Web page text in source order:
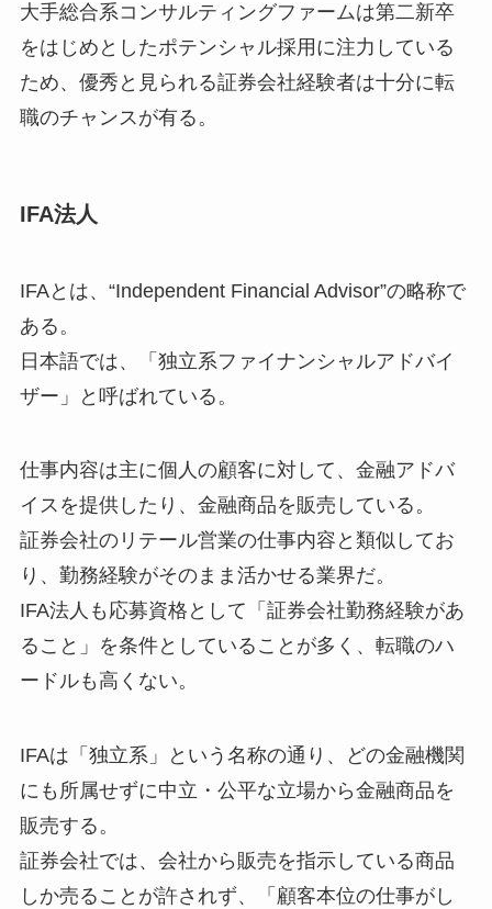
大手総合系コンサルティングファームは第二新卒
をはじめとしたポテンシャル採用に注力している
ため、優秀と見られる証券会社経験者は十分に転
職のチャンスが有る。
IFA法人
IFAとは、“Independent Financial Advisor”の略称で
ある。
日本語では、「独立系ファイナンシャルアドバイ
ザー」と呼ばれている。
仕事内容は主に個人の顧客に対して、金融アドバ
イスを提供したり、金融商品を販売している。
証券会社のリテール営業の仕事内容と類似してお
り、勤務経験がそのまま活かせる業界だ。
IFA法人も応募資格として「証券会社勤務経験があ
ること」を条件としていることが多く、転職のハ
ードルも高くない。
IFAは「独立系」という名称の通り、どの金融機関
にも所属せずに中立・公平な立場から金融商品を
販売する。
証券会社では、会社から販売を指示している商品
しか売ることが許されず、「顧客本位の仕事がし